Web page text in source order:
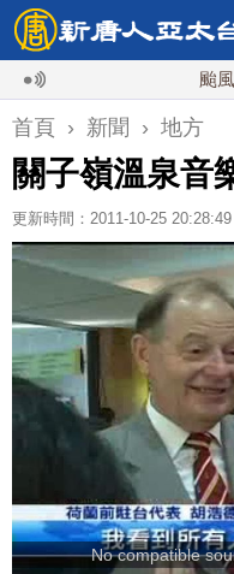
颱風白
首頁 › 新聞 › 地方
關子嶺溫泉音
更新時間：2011-10-25 20:28:49
No compatible